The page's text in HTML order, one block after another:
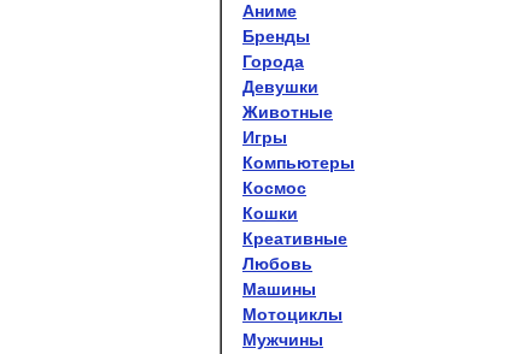
Аниме
Бренды
Города
Девушки
Животные
Игры
Компьютеры
Космос
Кошки
Креативные
Любовь
Машины
Мотоциклы
Мужчины